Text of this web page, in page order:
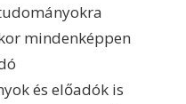
mindenképpen
és előadók is